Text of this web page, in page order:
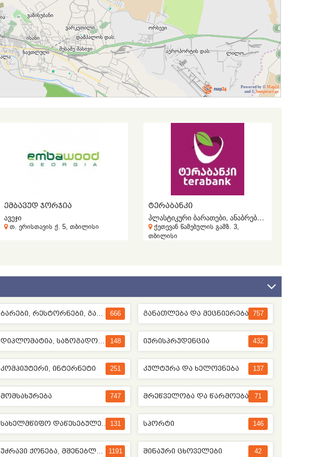
Powered by ©Map24
and ©Jumpstart.ge
ᲔᲛᲑᲐᲕᲣᲓ ᲯᲝᲠᲯᲘᲐ
ავეჯი
თ. ერისთავის ქ. 5, თბილისი
ᲢᲔᲠᲐᲑᲐᲜᲙᲘ
პლასტიკური ბარათები, ანაბრები, სესხები
ქეთევან წამებულის გამზ. 3,
თბილისი
ᲑᲐᲠᲔᲑᲘ, ᲠᲔᲡᲢᲝᲠᲜᲔᲑᲘ, ᲒᲐᲠᲗᲝᲑᲐ 666 ᲒᲐᲜᲐᲗᲚᲔᲑᲐ ᲓᲐ ᲛᲔᲪᲜᲘᲔᲠᲔᲑᲐ 757
ᲓᲘᲞᲚᲝᲛᲐᲢᲘᲐ, ᲡᲐᲖᲝᲒᲐᲓᲝᲔᲑᲐ, ᲞᲝᲚᲘᲢᲘᲙᲐ 148 ᲘᲣᲠᲘᲡᲞᲠᲣᲓᲔᲜᲪᲘᲐ 432
ᲙᲝᲛᲞᲘᲣᲢᲔᲠᲘ, ᲘᲜᲢᲔᲠᲜᲔᲢᲘ 251 ᲙᲣᲚᲢᲣᲠᲐ ᲓᲐ ᲮᲔᲚᲝᲕᲜᲔᲑᲐ 137
ᲛᲝᲛᲡᲐᲮᲣᲠᲔᲑᲐ 747 ᲛᲠᲔᲬᲕᲔᲚᲝᲑᲐ ᲓᲐ ᲬᲐᲠᲛᲝᲔᲑᲐ 71
ᲡᲐᲮᲔᲚᲛᲬᲘᲤᲝ ᲓᲐᲬᲔᲡᲔᲑᲣᲚᲔᲑᲔᲑᲘ 131 ᲡᲞᲝᲠᲢᲘ 146
ᲣᲫᲠᲐᲕᲘ ᲥᲝᲜᲔᲑᲐ, ᲛᲨᲔᲜᲔᲑᲚᲝᲑᲐ 1191 ᲨᲘᲜᲐᲣᲠᲘ ᲪᲮᲝᲕᲔᲚᲔᲑᲘ 42